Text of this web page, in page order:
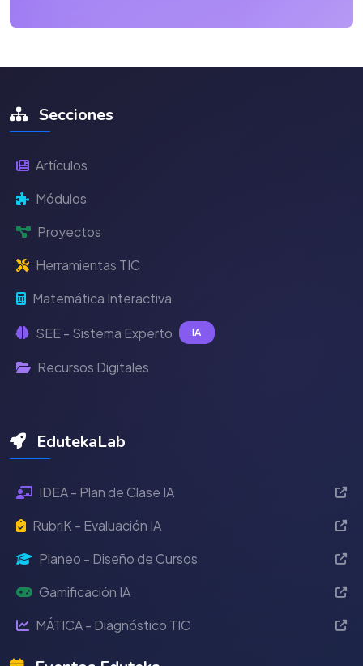
Secciones
Artículos
Módulos
Proyectos
Herramientas TIC
Matemática Interactiva
SEE - Sistema Experto IA
Recursos Digitales
EdutekaLab
IDEA - Plan de Clase IA
RubriK - Evaluación IA
Planeo - Diseño de Cursos
Gamificación IA
MÁTICA - Diagnóstico TIC